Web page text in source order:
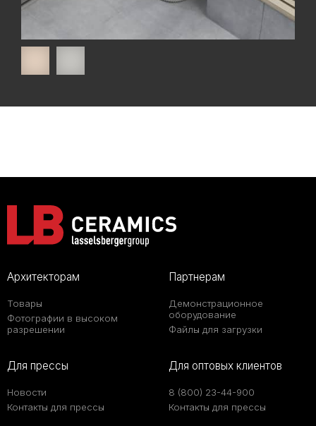
Архитекторам
Товары
Фотографии в высоком
разрешении
Партнерам
Демонстрационное
оборудование
Файлы для загрузки
Для прессы
Новости
Контакты для прессы
Для оптовых клиентов
8 (800) 23-44-900
Контакты для прессы